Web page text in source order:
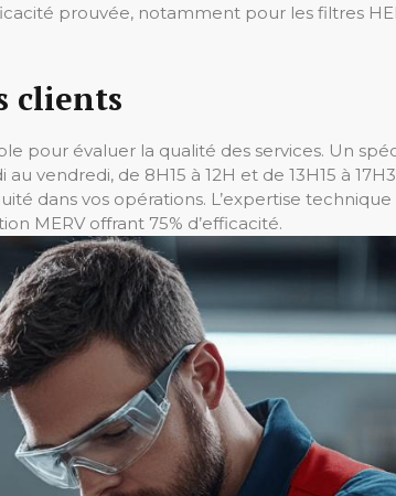
prouvée, notamment pour les filtres
clients
pour évaluer la qualité des services. Un
vendredi, de 8H15 à 12H et de 13H15 à
dans vos opérations. L’expertise
MERV offrant 75% d’efficacité.